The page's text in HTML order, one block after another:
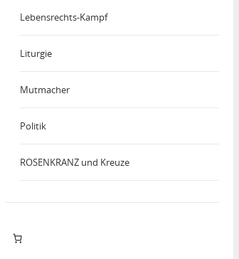
Lebensrechts-Kampf
Liturgie
Mutmacher
Politik
ROSENKRANZ und Kreuze